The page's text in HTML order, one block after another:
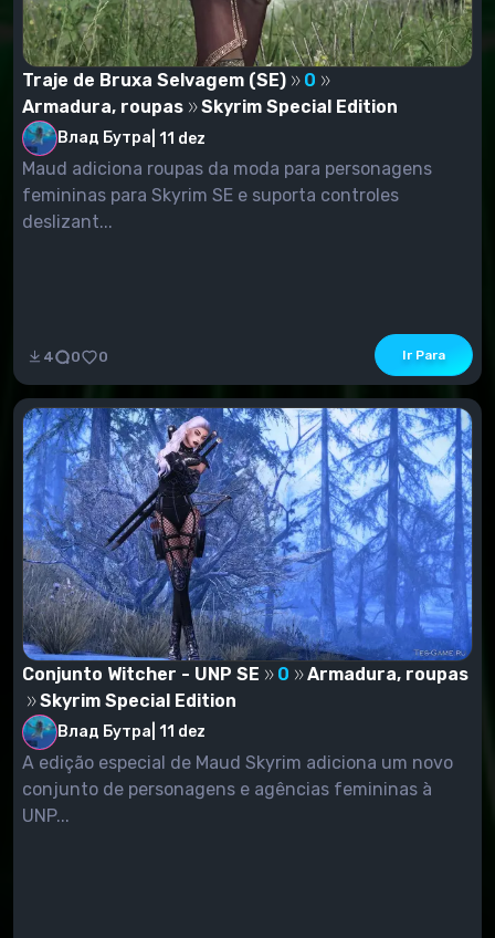
Traje de Bruxa Selvagem (SE)
0
Armadura, roupas
Skyrim Special Edition
Влад Бутра 11 dez
Maud adiciona roupas da moda para personagens
femininas para Skyrim SE e suporta controles
deslizant...
4 0 0 Ir Para
Conjunto Witcher - UNP SE 0
Armadura, roupas
Skyrim Special Edition
Влад Бутра 11 dez
A edição especial de Maud Skyrim adiciona um novo
conjunto de personagens e agências femininas à
UNP...